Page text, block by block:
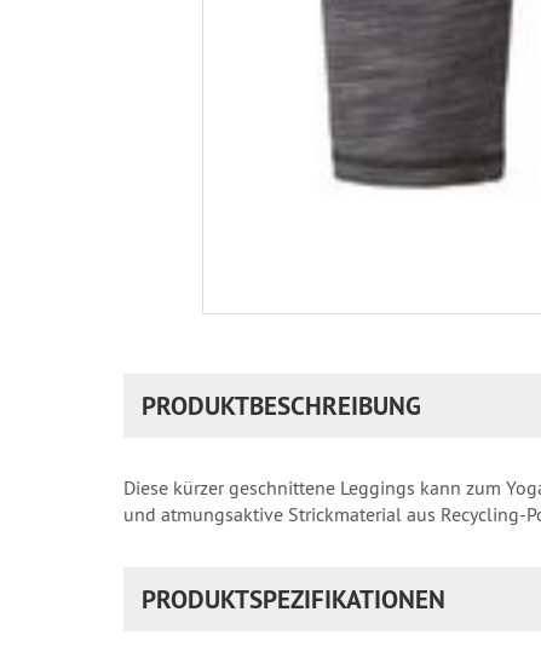
PRODUKTBESCHREIBUNG
Diese kürzer geschnittene Leggings kann zum
und atmungsaktive Strickmaterial aus Recycling-
PRODUKTSPEZIFIKATIONEN